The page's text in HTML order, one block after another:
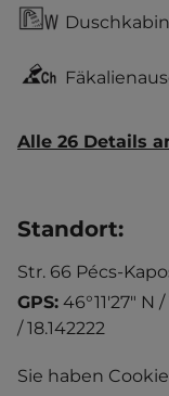
Alle 26 Details
Standort:
Str. 66 Pécs-
GPS: 46°11'27" N /
/ 18.142222
Sie haben